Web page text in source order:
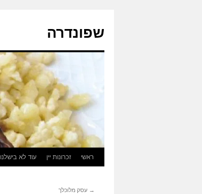
שפונדרה
ראשי זכרונות יין עוד לא בישלנו
→ עסק מלוכלך